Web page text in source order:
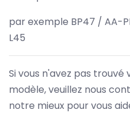
par exemple BP47 / AA-
L45
Si vous n'avez pas
modèle, veuillez nous
notre mieux pour vous